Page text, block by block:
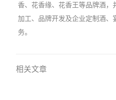
香、花香缘、花香王等品牌酒，
加工、品牌开发及企业定制酒、
务。
相关文章